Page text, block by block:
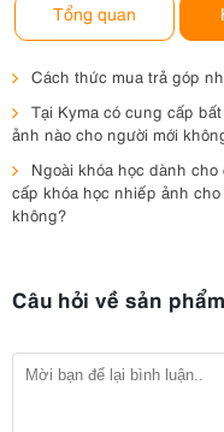
Tổng quan
Cách thức mua trả góp
Tại Kyma có cung cấp
ảnh nào cho người mới
Ngoài khóa học dành
cấp khóa học nhiếp ảnh
không?
Câu hỏi về sản phẩm